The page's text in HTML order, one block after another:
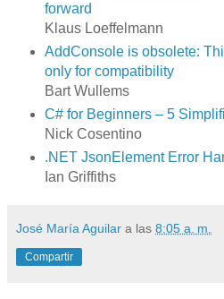
forward
Klaus Loeffelmann
AddConsole is obsolete:
only for compatibility
Bart Wullems
C# for Beginners – 5
Nick Cosentino
.NET JsonElement Error
Ian Griffiths
José María Aguilar a las 8:05 a. m.
Compartir